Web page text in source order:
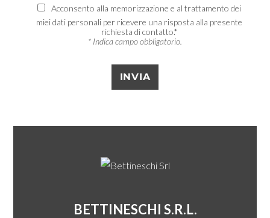
Acconsento alla memorizzazione e al trattamento dei
miei dati personali per ricevere una risposta alla presente
richiesta di contatto.*
* Indica campo obbligatorio.
BETTINESCHI S.R.L.